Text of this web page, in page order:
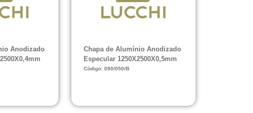
Anodizado
Chapa de Alumínio Anodizado
Especular 1250X2500X0,5mm
Código: 090/050/B